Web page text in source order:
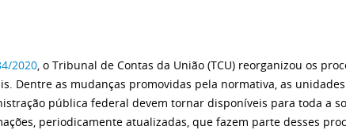
2020, o Tribunal de Contas da União (TCU) reorganizou os
Dentre as mudanças promovidas pela normativa, as unidades
pública federal devem tornar disponíveis para toda a
periodicamente atualizadas, que fazem parte desses